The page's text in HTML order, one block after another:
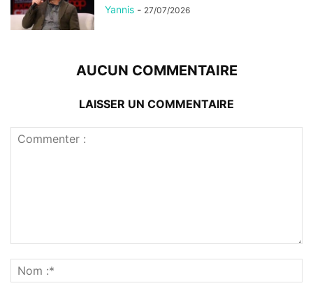
Yannis - 27/07/2026
AUCUN COMMENTAIRE
LAISSER UN COMMENTAIRE